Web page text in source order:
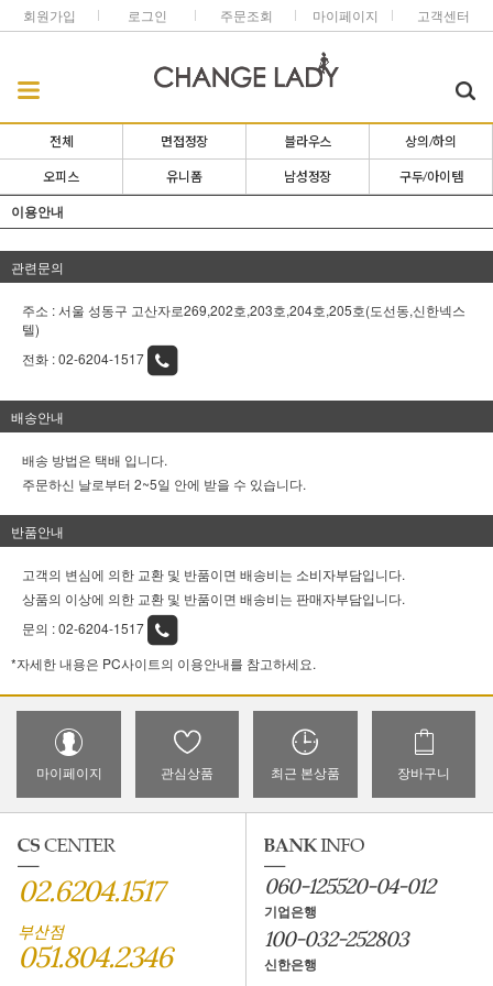
회원가입 로그인 주문조회 마이페이지 고객센터
전체 면접정장 블라우스 상의/하의
오피스 유니폼 남성정장 구두/아이템
이용안내
관련문의
주소 : 서울 성동구 고산자로269,202호,203호,204호,205호(도선동,신한넥스
텔)
전화 :02-6204-1517
배송안내
배송 방법은 택배 입니다.
주문하신 날로부터 2~5일 안에 받을 수 있습니다.
반품안내
고객의 변심에 의한 교환 및 반품이면 배송비는 소비자부담입니다.
상품의 이상에 의한 교환 및 반품이면 배송비는 판매자부담입니다.
문의 :02-6204-1517
*자세한 내용은 PC사이트의 이용안내를 참고하세요.
마이페이지 관심상품 최근 본상품 장바구니
02.6204.1517
부산점
051.804.2346
060-125520-04-012
기업은행
100-032-252803
신한은행